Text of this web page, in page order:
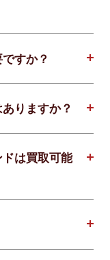
すか？
りますか？
は買取可能